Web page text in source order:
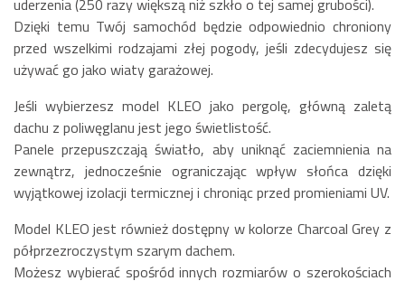
uderzenia (250 razy większą niż szkło o tej samej grubości).
Dzięki temu Twój samochód będzie odpowiednio chroniony
przed wszelkimi rodzajami złej pogody, jeśli zdecydujesz się
używać go jako wiaty garażowej.
Jeśli wybierzesz model KLEO jako pergolę, główną zaletą
dachu z poliwęglanu jest jego świetlistość.
Panele przepuszczają światło, aby uniknąć zaciemnienia na
zewnątrz, jednocześnie ograniczając wpływ słońca dzięki
wyjątkowej izolacji termicznej i chroniąc przed promieniami UV.
Model KLEO jest również dostępny w kolorze Charcoal Grey z
półprzezroczystym szarym dachem.
Możesz wybierać spośród innych rozmiarów o szerokościach